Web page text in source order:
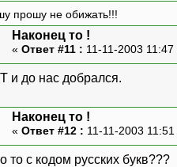
прошу не обижать!!!
Наконец то !
« Ответ #11 : 11-11-2003 11:47
и до нас добрался.
Наконец то !
« Ответ #12 : 11-11-2003 11:51
то с кодом русских букв???